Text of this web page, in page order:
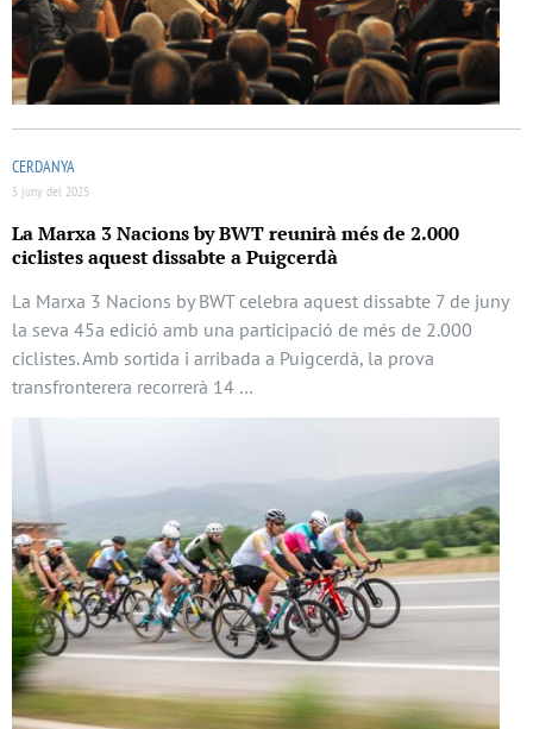
CERDANYA
5 juny del 2025
La Marxa 3 Nacions by BWT reunirà més de 2.000
ciclistes aquest dissabte a Puigcerdà
La Marxa 3 Nacions by BWT celebra aquest dissabte 7 de juny
la seva 45a edició amb una participació de més de 2.000
ciclistes. Amb sortida i arribada a Puigcerdà, la prova
transfronterera recorrerà 14 …